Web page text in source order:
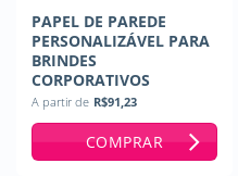
PAPEL DE PAREDE
PERSONALIZÁVEL PARA
BRINDES
CORPORATIVOS
A partir de R$91,23
COMPRAR